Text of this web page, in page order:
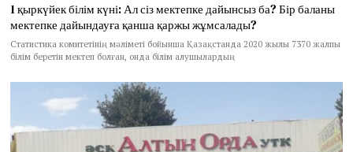
1 қыркүйек білім күні: Ал сіз мектепке дайынсыз ба? Бір баланы
мектепке дайындауға қанша қаржы жұмсалады?
Статистика комитетінің мәліметі бойынша Қазақстанда 2020 жылы 7370 жалпы
білім беретін мектеп болған, онда білім алушылардың